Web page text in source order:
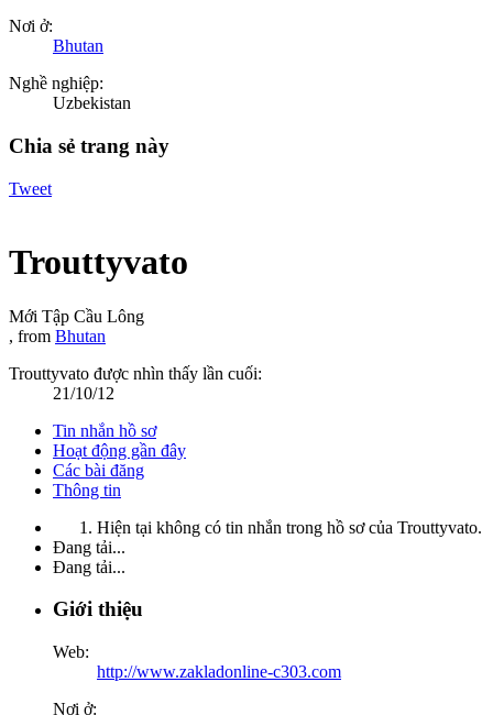
Nơi ở:
Bhutan
Nghề nghiệp:
Uzbekistan
Chia sẻ trang này
Tweet
Trouttyvato
Mới Tập Cầu Lông
, from Bhutan
Trouttyvato được nhìn thấy lần cuối:
21/10/12
Tin nhắn hồ sơ
Hoạt động gần đây
Các bài đăng
Thông tin
Hiện tại không có tin nhắn trong hồ sơ của Trouttyvato.
Đang tải...
Đang tải...
Giới thiệu
Web:
http://www.zakladonline-c303.com
Nơi ở: